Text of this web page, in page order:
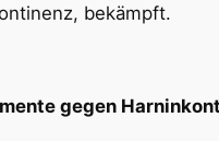
bekämpft.
gegen